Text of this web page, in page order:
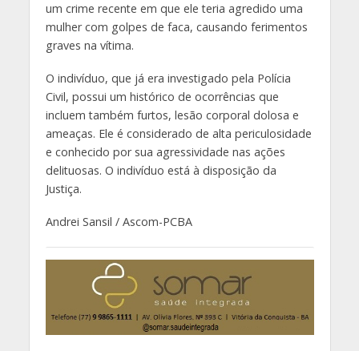
um crime recente em que ele teria agredido uma
mulher com golpes de faca, causando ferimentos
graves na vítima.
O indivíduo, que já era investigado pela Polícia
Civil, possui um histórico de ocorrências que
incluem também furtos, lesão corporal dolosa e
ameaças. Ele é considerado de alta periculosidade
e conhecido por sua agressividade nas ações
delituosas. O indivíduo está à disposição da
Justiça.
Andrei Sansil / Ascom-PCBA